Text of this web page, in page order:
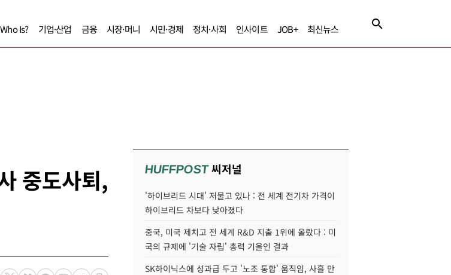
Who Is? 기업·산업 금융 시장·머니 시민·경제 정치·사회 인사이트 JOB+ 최신뉴스
중도사퇴,
HUFFPOST씨저널
'하이브리드 시대' 저물고 있나 : 전 세계 전기차 가격이
하이브리드 차보다 낮아졌다
중국, 미국 제치고 전 세계 R&D 지출 1위에 올랐다 : 미
국의 규제에 '기술 자립' 총력 기울인 결과
SK하이닉스에 성과급 두고 '노조 통합' 움직임, 사흘 만